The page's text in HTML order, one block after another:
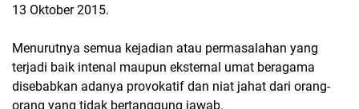
13 Oktober 2015.
Menurutnya semua kejadian atau permasalahan yang
terjadi baik intenal maupun eksternal umat beragama
disebabkan adanya provokatif dan niat jahat dari orang-
orang yang tidak bertanggung jawab.